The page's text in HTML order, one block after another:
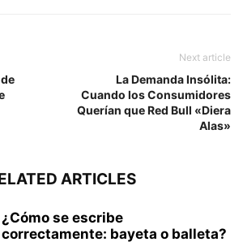
Next article
La Demanda Insólita:
Cuando los Consumidores
Querían que Red Bull «Diera
Alas»
ARTICLES
¿Cómo se escribe
correctamente: bayeta o balleta?